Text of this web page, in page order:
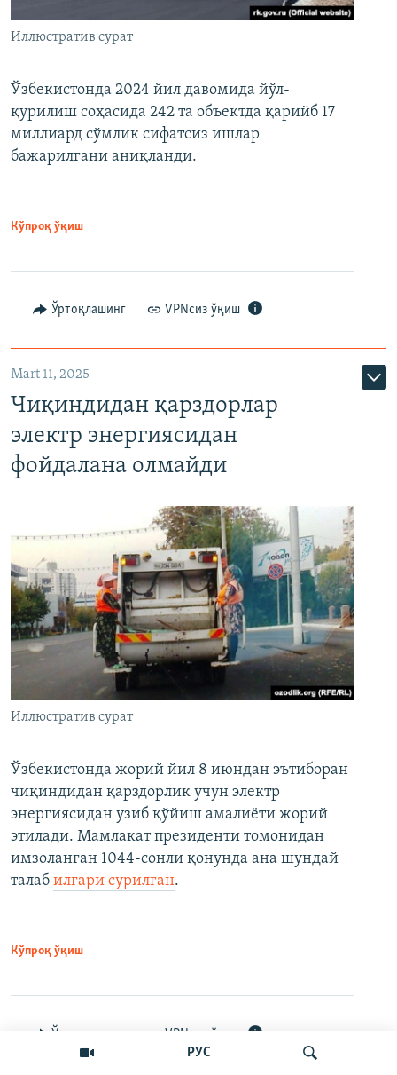
РУС
Иллюстратив сурат
Ўзбекистонда 2024 йил давомида йўл-
қурилиш соҳасида 242 та объектда қарийб 17
миллиард сўмлик сифатсиз ишлар
бажарилгани аниқланди.
Кўпроқ ўқиш
Ўртоқлашинг VPNсиз ўқиш
Mart 11, 2025
Чиқиндидан қарздорлар
электр энергиясидан
фойдалана олмайди
Иллюстратив сурат
Ўзбекистонда жорий йил 8 июндан эътиборан
чиқиндидан қарздорлик учун электр
энергиясидан узиб қўйиш амалиёти жорий
этилади. Мамлакат президенти томонидан
имзоланган 1044-сонли қонунда ана шундай
талаб илгари сурилган.
Кўпроқ ўқиш
Ўртоқлашинг VPNсиз ўқиш